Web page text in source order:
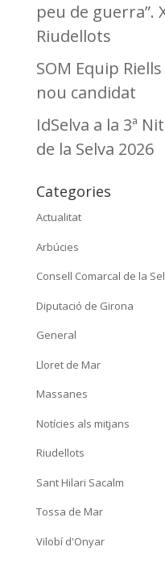
peu de guerra”.
Riudellots
SOM Equip
nou candidat
IdSelva a la 3ª
de la Selva 2026
Categories
Actualitat
Arbúcies
Consell Comarcal de la
Diputació de Girona
General
Lloret de Mar
Massanes
Notícies als mitjans
Riudellots
Sant Hilari Sacalm
Tossa de Mar
Vilobí d'Onyar